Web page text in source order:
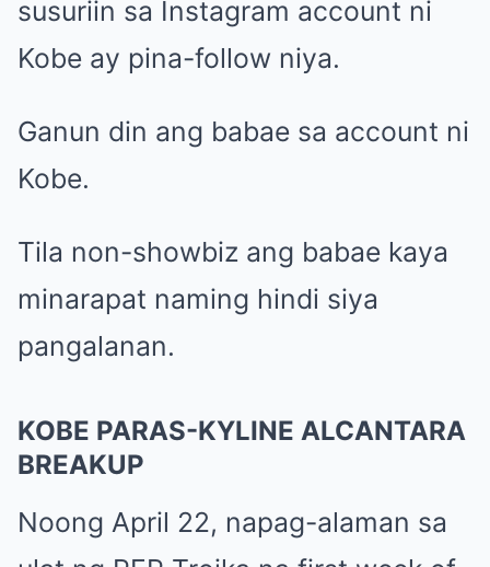
susuriin sa Instagram account ni
Kobe ay pina-follow niya.
Ganun din ang babae sa account ni
Kobe.
Tila non-showbiz ang babae kaya
minarapat naming hindi siya
pangalanan.
KOBE PARAS-KYLINE ALCANTARA
BREAKUP
Noong April 22, napag-alaman sa